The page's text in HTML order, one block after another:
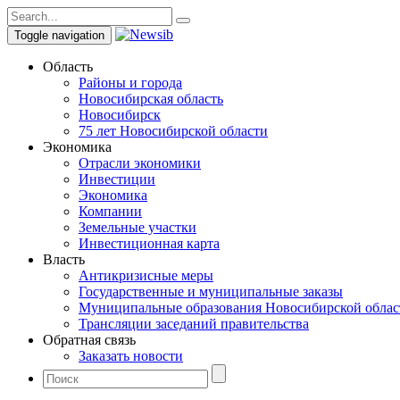
Toggle navigation
Область
Районы и города
Новосибирская область
Новосибирск
75 лет Новосибирской области
Экономика
Отрасли экономики
Инвестиции
Экономика
Компании
Земельные участки
Инвестиционная карта
Власть
Антикризисные меры
Государственные и муниципальные заказы
Муниципальные образования Новосибирской
Трансляции заседаний правительства
Обратная связь
Заказать новости